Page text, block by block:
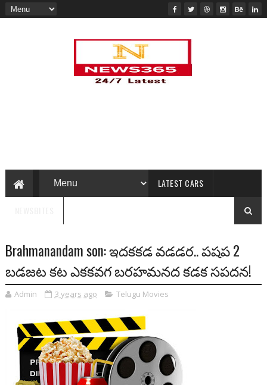
LATEST CARS
Brahmanandam son: ఇదకకడ వడడర.. పషప 2
బడజట కట ఎకకవగ బరహమనద కడక సపదన!
Admin 3 years ago Telugu Movies